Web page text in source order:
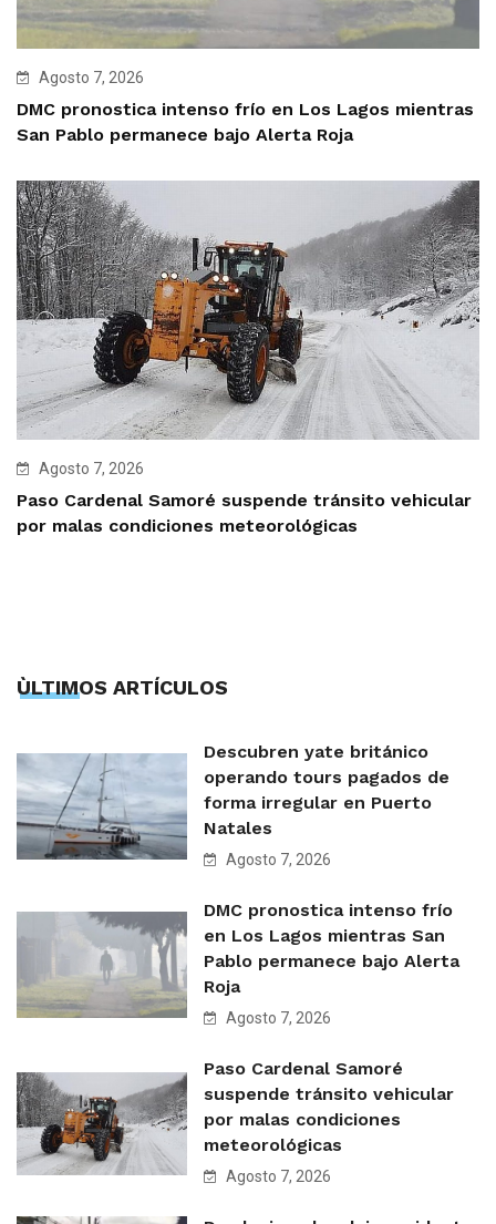
Agosto 7, 2026
DMC pronostica intenso frío en Los Lagos mientras
San Pablo permanece bajo Alerta Roja
Agosto 7, 2026
Paso Cardenal Samoré suspende tránsito vehicular
por malas condiciones meteorológicas
ÙLTIMOS ARTÍCULOS
Descubren yate británico
operando tours pagados de
forma irregular en Puerto
Natales
Agosto 7, 2026
DMC pronostica intenso frío
en Los Lagos mientras San
Pablo permanece bajo Alerta
Roja
Agosto 7, 2026
Paso Cardenal Samoré
suspende tránsito vehicular
por malas condiciones
meteorológicas
Agosto 7, 2026